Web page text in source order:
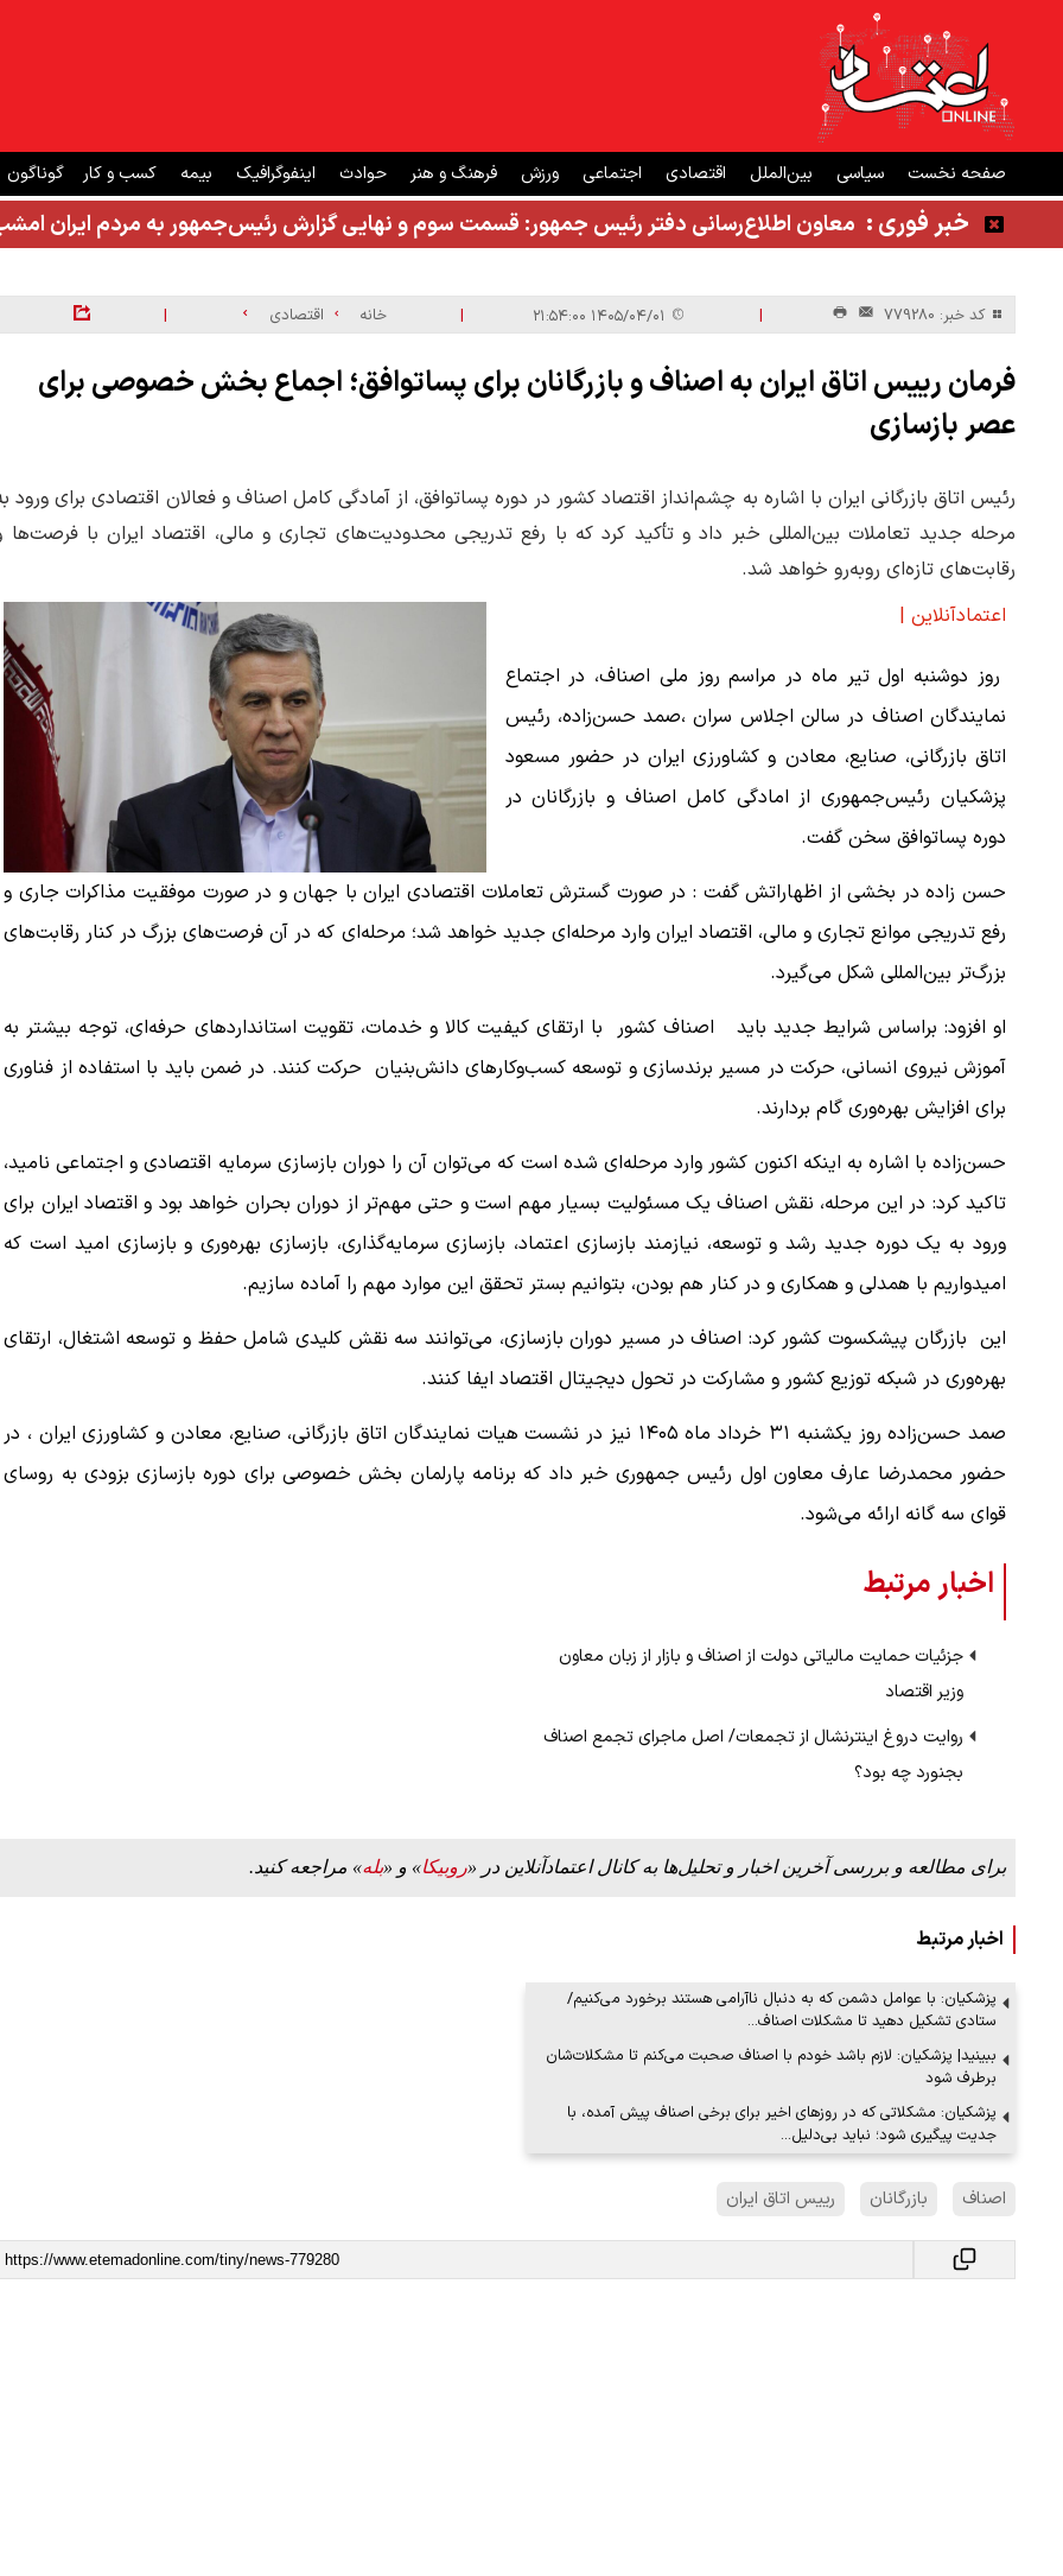
صفحه نخست سیاسی بین‌الملل اقتصادی اجتماعی ورزش فرهنگ و هنر حوادث اینفوگرافیک بیمه کسب و کار گوناگون
خبر فوری : معاون اطلاع‌رسانی دفتر رئیس جمهور: قسمت سوم و نهایی گزارش رئیس‌جمهور به مردم ایران
کد خبر: 779280 |
| خانه اقتصادی |
فرمان رییس اتاق ایران به اصناف و بازرگانان برای پساتوافق؛ اجماع بخش خصوصی برای
عصر بازسازی
رئیس اتاق بازرگانی ایران با اشاره به چشم‌انداز اقتصاد کشور در دوره پساتوافق، از آمادگی کامل اصناف و فعالان اقتصادی برای ورود
مرحله جدید تعاملات بین‌المللی خبر داد و تأکید کرد که با رفع تدریجی محدودیت‌های تجاری و مالی، اقتصاد ایران با فرصت‌ها
رقابت‌های تازه‌ای روبه‌رو خواهد شد.
اعتمادآنلاین |
روز دوشنبه اول تیر ماه در مراسم روز ملی اصناف، در اجتماع
نمایندگان اصناف در سالن اجلاس سران ،صمد حسن‌زاده، رئیس
اتاق بازرگانی، صنایع، معادن و کشاورزی ایران در حضور مسعود
پزشکیان رئیس‌جمهوری از امادگی کامل اصناف و بازرگانان در
دوره پساتوافق سخن گفت.
حسن زاده در بخشی از اظهاراتش گفت : در صورت گسترش تعاملات اقتصادی ایران با جهان و در صورت موفقیت مذاکرات جاری و
رفع تدریجی موانع تجاری و مالی، اقتصاد ایران وارد مرحله‌ای جدید خواهد شد؛ مرحله‌ای که در آن فرصت‌های بزرگ در کنار رقابت‌های
بزرگ‌تر بین‌المللی شکل می‌گیرد.
او افزود: براساس شرایط جدید باید اصناف کشور با ارتقای کیفیت کالا و خدمات، تقویت استانداردهای حرفه‌ای، توجه بیشتر به
آموزش نیروی انسانی، حرکت در مسیر برند‌سازی و توسعه کسب‌وکارهای دانش‌بنیان حرکت کنند. در ضمن باید با استفاده از فناوری
برای افزایش بهره‌وری گام بردارند.
حسن‌زاده با اشاره به اینکه اکنون کشور وارد مرحله‌ای شده است که می‌توان آن را دوران بازسازی سرمایه اقتصادی و اجتماعی نامید،
تاکید کرد: در این مرحله، نقش اصناف یک مسئولیت بسیار مهم است و حتی مهم‌تر از دوران بحران خواهد بود و اقتصاد ایران برای
ورود به یک دوره جدید رشد و توسعه، نیازمند بازسازی اعتماد، بازسازی سرمایه‌گذاری، بازسازی بهره‌وری و بازسازی امید است که
امیدواریم با همدلی و همکاری و در کنار هم بودن، بتوانیم بستر تحقق این موارد مهم را آماده سازیم.
این بازرگان پیشکسوت کشور کرد: اصناف در مسیر دوران بازسازی، می‌توانند سه نقش کلیدی شامل حفظ و توسعه اشتغال، ارتقای
بهره‌وری در شبکه توزیع کشور و مشارکت در تحول دیجیتال اقتصاد ایفا کنند.
صمد حسن‌زاده روز یکشنبه ۳۱ خرداد ماه ۱۴۰۵ نیز در نشست هیات نمایندگان اتاق بازرگانی، صنایع، معادن و کشاورزی ایران ، در
حضور محمدرضا عارف معاون اول رئیس جمهوری خبر داد که برنامه پارلمان بخش خصوصی برای دوره بازسازی بزودی به روسای
قوای سه گانه ارائه می‌شود.
اخبار مرتبط
جزئیات حمایت مالیاتی دولت از اصناف و بازار از زبان معاون
وزیر اقتصاد
روایت دروغ اینترنشال از تجمعات/ اصل ماجرای تجمع اصناف
بجنورد چه بود؟
برای مطالعه و بررسی آخرین اخبار و تحلیل‌ها به کانال اعتمادآنلاین در «روبیکا» و «بله» مراجعه کنید.
اخبار مرتبط
پزشکیان: با عوامل دشمن که به دنبال ناآرامی هستند برخورد می‌کنیم/
ستادی تشکیل دهید تا مشکلات اصناف…
ببینید| پزشکیان: لازم باشد خودم با اصناف صحبت می‌کنم تا مشکلات‌شان
برطرف شود
پزشکیان: مشکلاتی که در روز‌های اخیر برای برخی اصناف پیش آمده، با
جدیت پیگیری شود؛ نباید بی‌دلیل…
اصناف بازرگانان رییس اتاق ایران
دفاع می‌کنیم، اما